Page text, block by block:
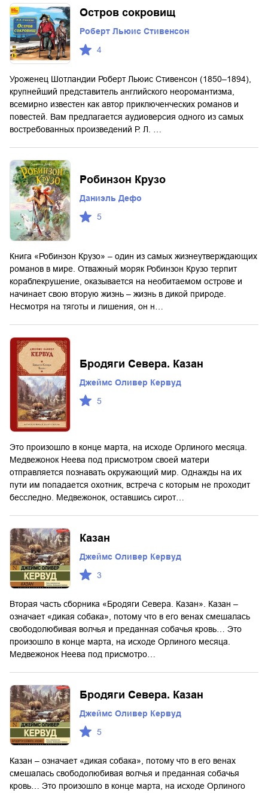
Остров сокровищ
Роберт Льюис Стивенсон
4
Уроженец Шотландии Роберт Льюис Стивенсон (1850–1894),
крупнейший представитель английского неоромантизма,
всемирно известен как автор приключенческих романов и
повестей. Вам предлагается аудиоверсия одного из самых
востребованных произведений Р. Л. …
Робинзон Крузо
Даниэль Дефо
5
Книга «Робинзон Крузо» – один из самых жизнеутверждающих
романов в мире. Отважный моряк Робинзон Крузо терпит
кораблекрушение, оказывается на необитаемом острове и
начинает свою вторую жизнь – жизнь в дикой природе.
Несмотря на тяготы и лишения, он н…
Бродяги Севера. Казан
Джеймс Оливер Кервуд
5
Это произошло в конце марта, на исходе Орлиного месяца.
Медвежонок Неева под присмотром своей матери
отправляется познавать окружающий мир. Однажды на их
пути им попадается охотник, встреча с которым не проходит
бесследно. Медвежонок, оставшись сирот…
Казан
Джеймс Оливер Кервуд
3
Вторая часть сборника «Бродяги Севера. Казан». Казан –
означает «дикая собака», потому что в его венах смешалась
свободолюбивая волчья и преданная собачья кровь‎… Это
произошло в конце марта, на исходе Орлиного месяца.
Медвежонок Неева под присмотро…
Бродяги Севера. Казан
Джеймс Оливер Кервуд
5
Казан – означает «дикая собака», потому что в его венах
смешалась свободолюбивая волчья и преданная собачья
кровь‎… Это произошло в конце марта, на исходе Орлиного